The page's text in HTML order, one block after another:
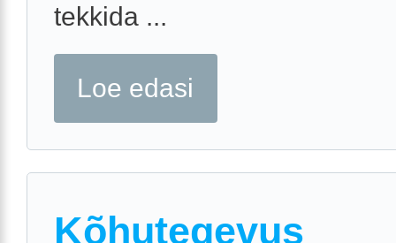
tekkida ...
Loe edasi
Kõhutegevus